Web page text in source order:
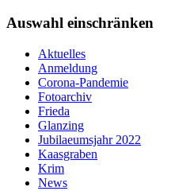
Auswahl einschränken
Aktuelles
Anmeldung
Corona-Pandemie
Fotoarchiv
Frieda
Glanzing
Jubilaeumsjahr 2022
Kaasgraben
Krim
News